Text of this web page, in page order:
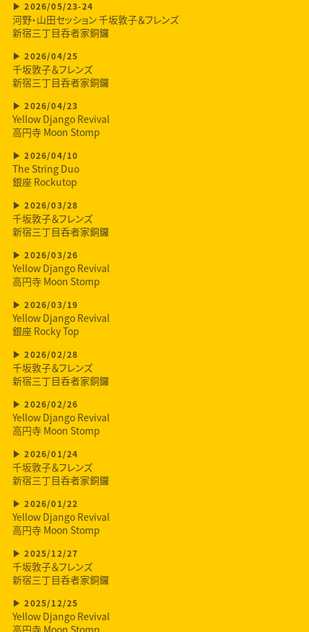
2026/05/23-24
河野・山田セッション 千坂敦子＆フレンズ
新宿三丁目呑者家銅鑼
2026/04/25
千坂敦子＆フレンズ
新宿三丁目呑者家銅鑼
2026/04/23
Yellow Django Revival
高円寺 Moon Stomp
2026/04/10
The String Duo
銀座 Rockutop
2026/03/28
千坂敦子＆フレンズ
新宿三丁目呑者家銅鑼
2026/03/26
Yellow Django Revival
高円寺 Moon Stomp
2026/03/19
Yellow Django Revival
銀座 Rocky Top
2026/02/28
千坂敦子＆フレンズ
新宿三丁目呑者家銅鑼
2026/02/26
Yellow Django Revival
高円寺 Moon Stomp
2026/01/24
千坂敦子＆フレンズ
新宿三丁目呑者家銅鑼
2026/01/22
Yellow Django Revival
高円寺 Moon Stomp
2025/12/27
千坂敦子＆フレンズ
新宿三丁目呑者家銅鑼
2025/12/25
Yellow Django Revival
高円寺 Moon Stomp